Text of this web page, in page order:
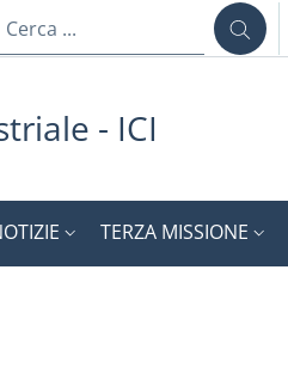
- ICI
TERZA MISSIONE